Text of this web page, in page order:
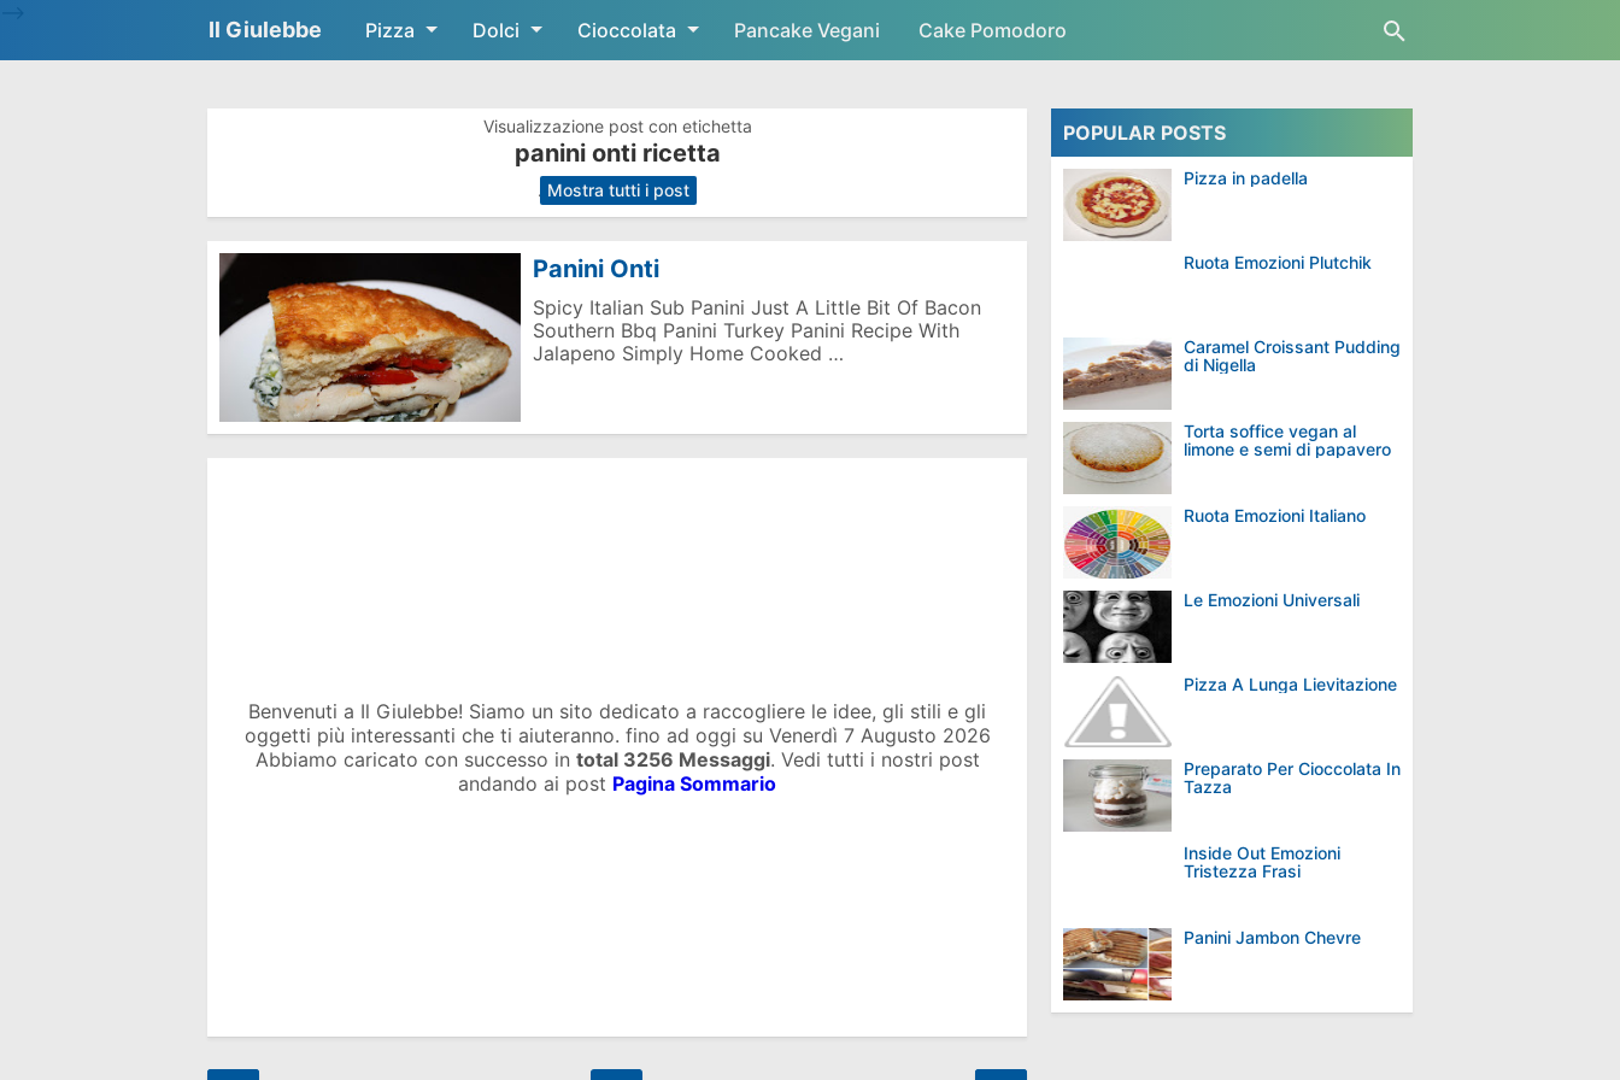
Skip to main content
Il Giulebbe Pizza Dolci Cioccolata Pancake Vegani Cake Pomodoro
Visualizzazione post con etichetta
panini onti ricetta
. Mostra tutti i post
Panini Onti
Spicy Italian Sub Panini Just A Little Bit Of Bacon
Southern Bbq Panini Turkey Panini Recipe With
Jalapeno Simply Home Cooked …
Benvenuti a Il Giulebbe! Siamo un sito dedicato a raccogliere le idee, gli stili e gli
oggetti più interessanti che ti aiuteranno. fino ad oggi su Venerdì 7 Augusto 2026
Abbiamo caricato con successo in total 3256 Messaggi. Vedi tutti i nostri post
andando ai post Pagina Sommario
POPULAR POSTS
Pizza in padella
Ruota Emozioni Plutchik
Caramel Croissant Pudding
di Nigella
Torta soffice vegan al
limone e semi di papavero
Ruota Emozioni Italiano
Le Emozioni Universali
Pizza A Lunga Lievitazione
Preparato Per Cioccolata In
Tazza
Inside Out Emozioni
Tristezza Frasi
Panini Jambon Chevre